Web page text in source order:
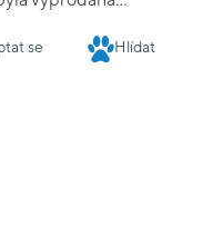
se Hlídat